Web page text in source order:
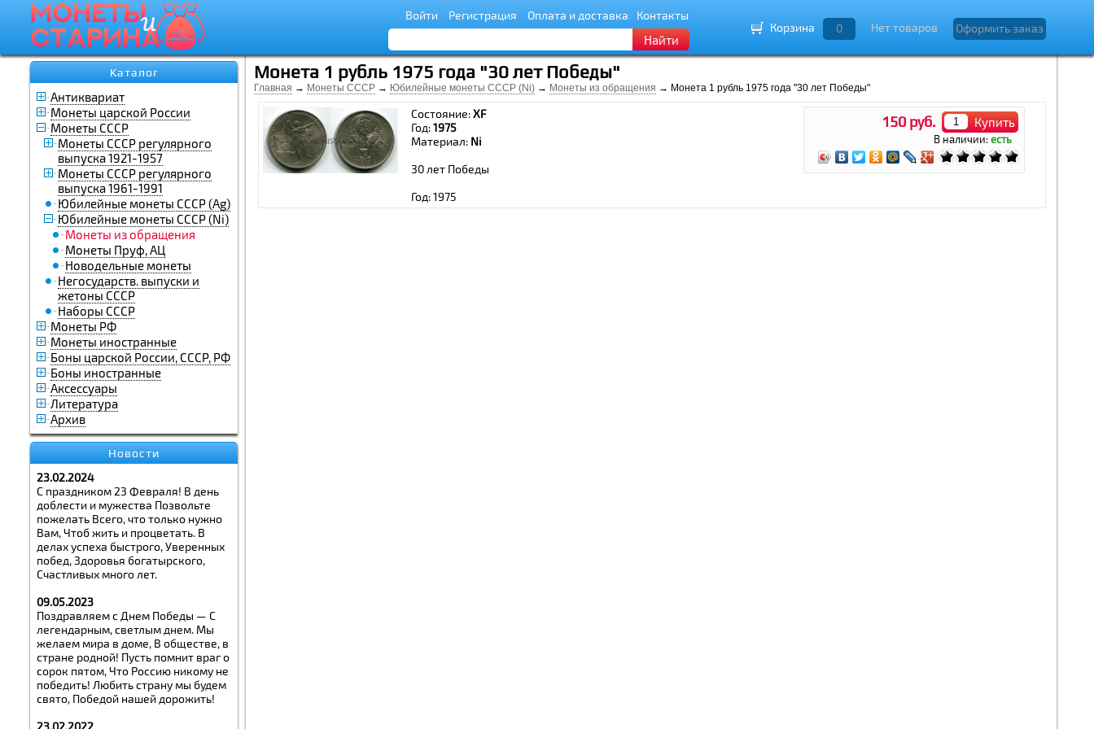
Войти Регистрация Оплата и доставка Контакты
Найти
Корзина 0 Нет товаров Оформить заказ
Каталог
Антиквариат
Монеты царской России
Монеты СССР
Монеты СССР регулярного
выпуска 1921-1957
Монеты СССР регулярного
выпуска 1961-1991
Юбилейные монеты СССР (Ag)
Юбилейные монеты СССР (Ni)
Монеты из обращения
Монеты Пруф, АЦ
Новодельные монеты
Негосударств. выпуски и
жетоны СССР
Наборы СССР
Монеты РФ
Монеты иностранные
Боны царской России, СССР, РФ
Боны иностранные
Аксессуары
Литература
Архив
Новости
23.02.2024
С праздником 23 Февраля! В день
доблести и мужества Позвольте
пожелать Всего, что только нужно
Вам, Чтоб жить и процветать. В
делах успеха быстрого, Уверенных
побед, Здоровья богатырского,
Счастливых много лет.
09.05.2023
Поздравляем с Днем Победы — С
легендарным, светлым днем. Мы
желаем мира в доме, В обществе, в
стране родной! Пусть помнит враг о
сорок пятом, Что Россию никому не
победить! Любить страну мы будем
свято, Победой нашей дорожить!
23.02.2022
Монета 1 рубль 1975 года "30 лет Победы"
Главная → Монеты СССР → Юбилейные монеты СССР (Ni) → Монеты из обращения → Монета 1 рубль 1975 года "30 лет Победы"
150 руб. Купить
В наличии:есть
Состояние:ХF
Год:1975
Материал: Ni
30 лет Победы
Год: 1975